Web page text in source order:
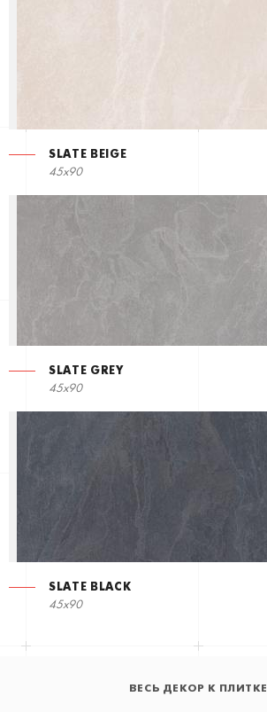
SLATE BEIGE
45x90
SLATE GREY
45x90
SLATE BLACK
45x90
ВЕСЬ ДЕКОР К ПЛИТКЕ